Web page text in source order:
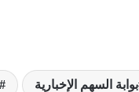
بوابة السهم الإخبارية